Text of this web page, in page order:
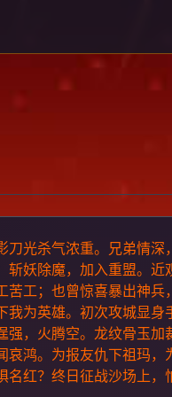
刀光杀气浓重。兄弟情深
妖除魔，加入重盟。近
工；也曾惊喜暴出神兵
为英雄。初次攻城显身
，火腾空。龙纹骨玉加
哀鸿。为报友仇下祖玛，
名红？终日征战沙场上，